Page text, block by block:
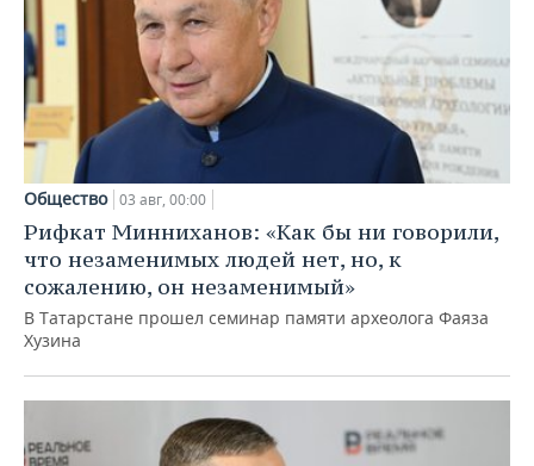
Общество 03 авг, 00:00
Рифкат Минниханов: «Как бы ни говорили,
что незаменимых людей нет, но, к
сожалению, он незаменимый»
В Татарстане прошел семинар памяти археолога Фаяза
Хузина